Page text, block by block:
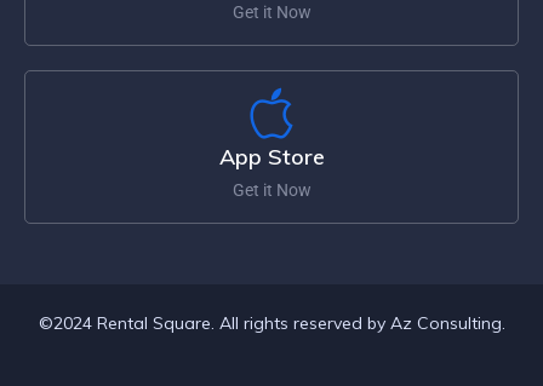
Get it Now
App Store
Get it Now
©2024 Rental Square. All rights reserved by Az Consulting.